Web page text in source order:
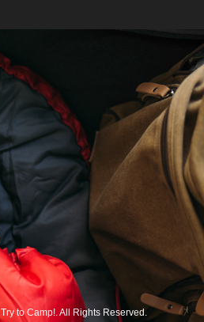
Try to Camp! . All Rights Reserved.